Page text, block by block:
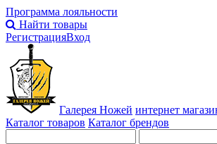
Программа лояльности
Найти товары
РегистрацияВход
Галерея Ножей интернет
Каталог товаров Каталог брендов